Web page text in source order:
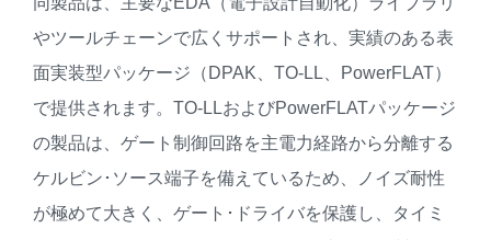
やツールチェーンで広くサポートされ、実績のある表
面実装型パッケージ（DPAK、TO-LL、PowerFLAT）
で提供されます。TO-LLおよびPowerFLATパッケージ
の製品は、ゲート制御回路を主電力経路から分離する
ケルビン･ソース端子を備えているため、ノイズ耐性
が極めて大きく、ゲート･ドライバを保護し、タイミ